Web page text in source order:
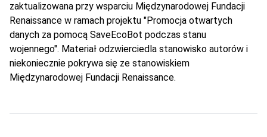
zaktualizowana przy wsparciu Międzynarodowej Fundacji
Renaissance w ramach projektu "Promocja otwartych
danych za pomocą SaveEcoBot podczas stanu
wojennego". Materiał odzwierciedla stanowisko autorów i
niekoniecznie pokrywa się ze stanowiskiem
Międzynarodowej Fundacji Renaissance.